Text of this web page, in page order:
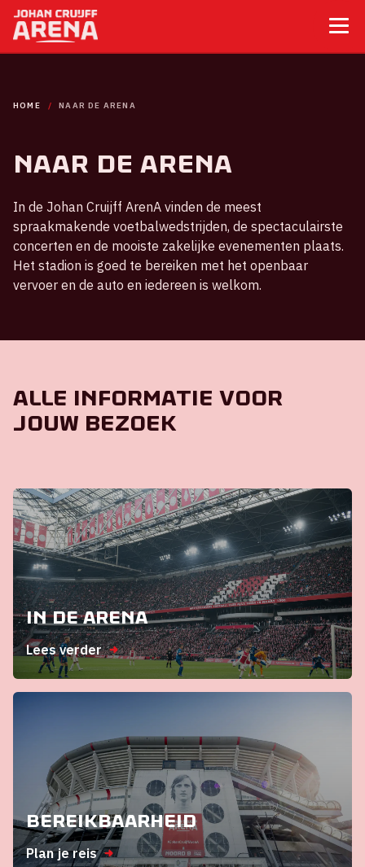
HOME NAAR DE ARENA
Naar de ArenA
In de Johan Cruijff ArenA vinden de meest
spraakmakende voetbalwedstrijden, de spectaculairste
concerten en de mooiste zakelijke evenementen plaats.
Het stadion is goed te bereiken met het openbaar
vervoer en de auto en iedereen is welkom.
Alle informatie voor
jouw bezoek
In de ArenA
Lees verder
Bereikbaarheid
Plan je reis